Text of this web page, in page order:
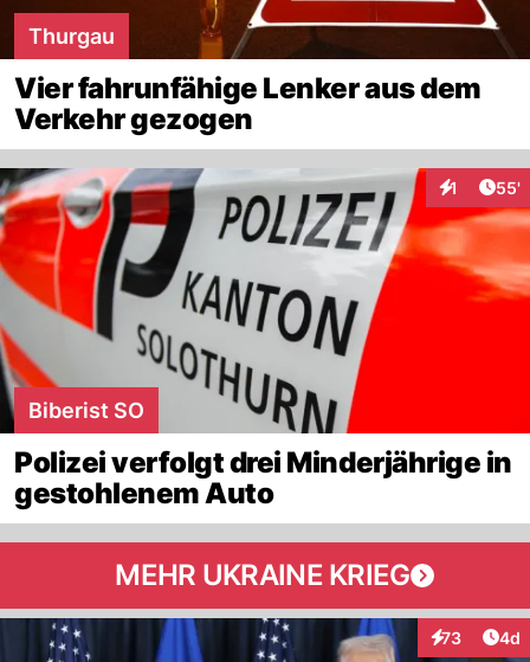
Thurgau
Vier fahrunfähige Lenker aus dem
Verkehr gezogen
1 55'
Biberist SO
Polizei verfolgt drei Minderjährige in
gestohlenem Auto
MEHR UKRAINE KRIEG
73
Interaktionen
4d